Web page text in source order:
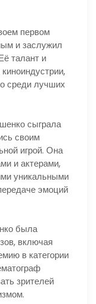
первом
и заслужил
талант и
среди лучших
сыграла
своим
игрой. Она
и актерами,
уникальными
эмоций
была
включая
в категории
зрителей